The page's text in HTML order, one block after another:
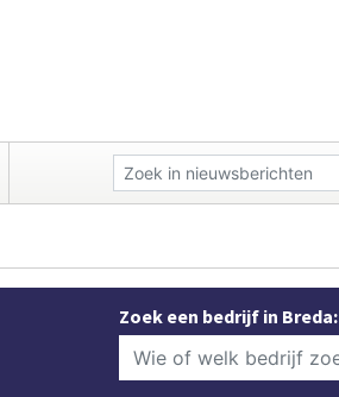
Zoek een bedrijf in Breda: